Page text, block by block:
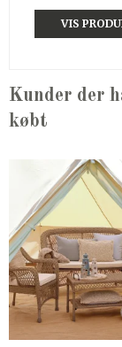
VIS
Kunder der
købt